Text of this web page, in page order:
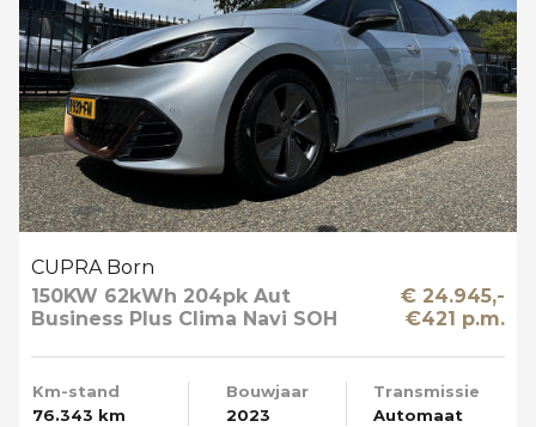
CUPRA Born
150KW 62kWh 204pk Aut
Business Plus Clima Navi SOH
€ 24.945,-
€421 p.m.
Km-stand
76.343 km
Bouwjaar
2023
Transmissie
Automaat